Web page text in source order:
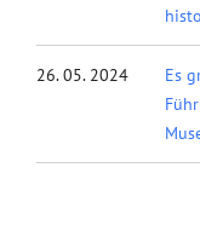
26. 05. 2024
Es